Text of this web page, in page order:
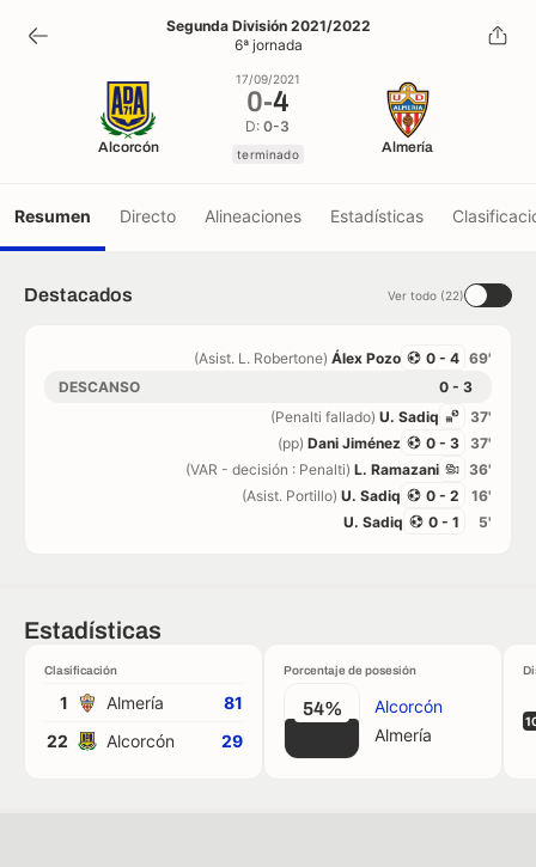
0-4
terminado
Segunda División 2021/2022
6ª jornada
Alcorcón
17/09/2021
0-4
D:0-3
terminado Almería
Resumen Directo Alineaciones Estadísticas
Destacados Ver todo (22)
69'
0 - 4
(Asist. L. Robertone) Álex Pozo
DESCANSO
0 - 3
37'
(Penalti fallado) U. Sadiq
37'
0 - 3
(pp) Dani Jiménez
36'
(VAR - decisión : Penalti) L. Ramazani
16'
0 - 2
(Asist. Portillo) U. Sadiq
5'
0 - 1
U. Sadiq
Estadísticas
Clasificación
1 Almería
81
22
Alcorcón 29
Porcentaje de posesión
54%
Alcorcón
Almería